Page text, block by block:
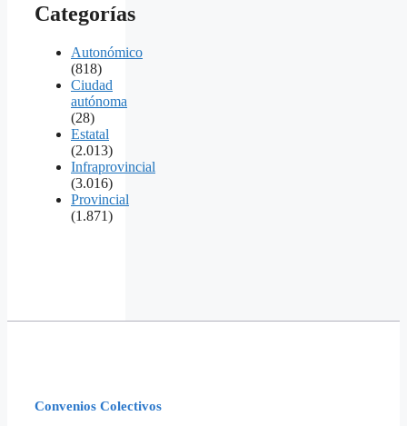
Categorías
Autonómico
(818)
Ciudad
autónoma
(28)
Estatal
(2.013)
Infraprovincial
(3.016)
Provincial
(1.871)
Convenios Colectivos